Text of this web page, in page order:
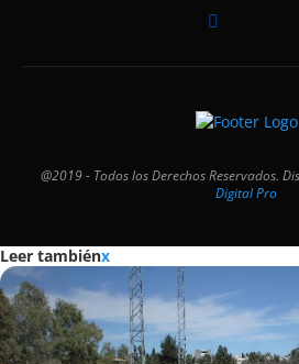
@2019 - Todos los Derechos Reservados.
Digital Pro
Leer tambiénx